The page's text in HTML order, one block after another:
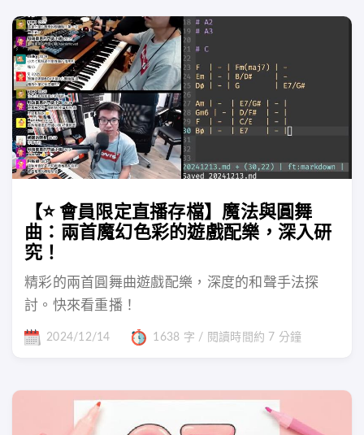
【⭐️ 會員限定直播存檔】魔法與圓舞
曲：兩首魔幻色彩的遊戲配樂，深入研
究！
精彩的兩首圓舞曲遊戲配樂，深度的和聲手法探
討。快來看重播！
2024/12/14 1638 字 / 閱讀時間約 7 分鐘